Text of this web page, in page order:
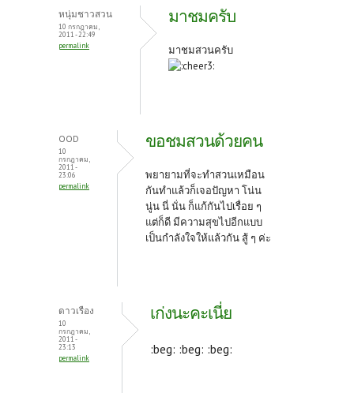
หนุ่มชาวสวน
10 กรกฎาคม,
2011 - 22:49
permalink
มาชมครับ
มาชมสวนครับ
OOD
10
กรกฎาคม,
2011 -
23:06
permalink
ขอชมสวนด้วยคน
พยายามที่จะทำสวนเหมือน
กันทำแล้วก็เจอปัญหา โน่น
นู่น นี่ นั่น ก็แก้กันไปเรื่อย ๆ
แต่ก็ดี มีความสุขไปอีกแบบ
เป็นกำลังใจให้แล้วกัน สู้ ๆ ค่ะ
ดาวเรือง
10
กรกฎาคม,
2011 -
23:13
permalink
เก่งนะคะเนี่ย
:beg: :beg: :beg: